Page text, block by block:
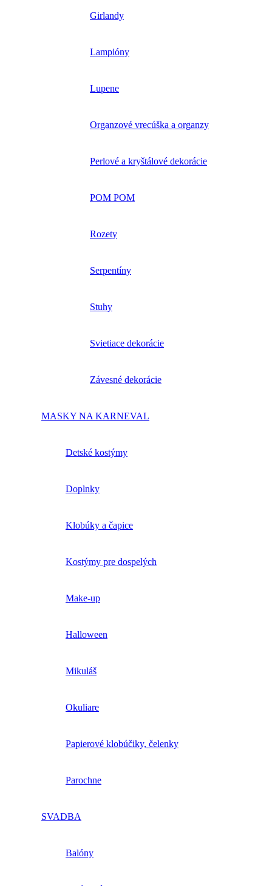
Girlandy
Lampióny
Lupene
Organzové vrecúška a organzy
Perlové a kryštálové dekorácie
POM POM
Rozety
Serpentíny
Stuhy
Svietiace dekorácie
Závesné dekorácie
MASKY NA KARNEVAL
Detské kostýmy
Doplnky
Klobúky a čapice
Kostýmy pre dospelých
Make-up
Halloween
Mikuláš
Okuliare
Papierové klobúčiky, čelenky
Parochne
SVADBA
Balóny